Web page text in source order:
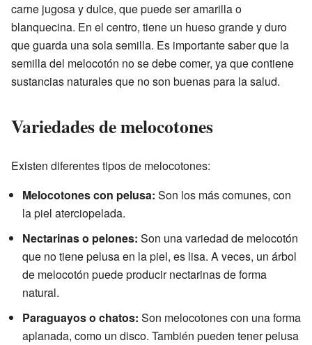
carne jugosa y dulce, que puede ser amarilla o
blanquecina. En el centro, tiene un hueso grande y duro
que guarda una sola semilla. Es importante saber que la
semilla del melocotón no se debe comer, ya que contiene
sustancias naturales que no son buenas para la salud.
Variedades de melocotones
Existen diferentes tipos de melocotones:
Melocotones con pelusa: Son los más comunes, con
la piel aterciopelada.
Nectarinas o pelones: Son una variedad de melocotón
que no tiene pelusa en la piel, es lisa. A veces, un árbol
de melocotón puede producir nectarinas de forma
natural.
Paraguayos o chatos: Son melocotones con una forma
aplanada, como un disco. También pueden tener pelusa